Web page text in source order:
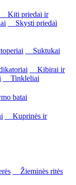
Kiti priedai ir
Skysti priedai
Suktukai
Kibirai ir
Tinkleliai
batai
Kuprinės ir
Žieminės ritės